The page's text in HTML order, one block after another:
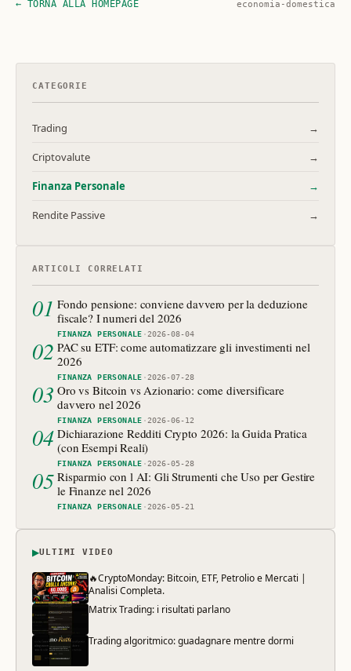
← TORNA ALLA HOMEPAGE economia-domestica
CATEGORIE
Trading →
Criptovalute →
Finanza Personale →
Rendite Passive →
ARTICOLI CORRELATI
01 Fondo pensione: conviene davvero per la deduzione
fiscale? I numeri del 2026
FINANZA PERSONALE ·2026-08-04
02 PAC su ETF: come automatizzare gli investimenti nel
2026
FINANZA PERSONALE ·2026-07-28
03 Oro vs Bitcoin vs Azionario: come diversificare
davvero nel 2026
FINANZA PERSONALE ·2026-06-12
04 Dichiarazione Redditi Crypto 2026: la Guida Pratica
(con Esempi Reali)
FINANZA PERSONALE ·2026-05-28
05 Risparmio con l AI: Gli Strumenti che Uso per Gestire
le Finanze nel 2026
FINANZA PERSONALE ·2026-05-21
▶ULTIMI VIDEO
🔥CryptoMonday: Bitcoin, ETF, Petrolio e Mercati |
Analisi Completa.
Matrix Trading: i risultati parlano
Trading algoritmico: guadagnare mentre dormi